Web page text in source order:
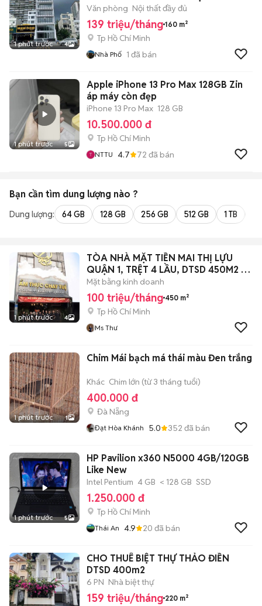
1 phút trước 4
Văn phòng Nội thất đầy đủ
139 triệu/tháng 160 m²
Tp Hồ Chí Minh
Nhà Phố 1 đã bán
1 phút trước 5
Apple iPhone 13 Pro Max 128GB Zin
áp máy còn đẹp
iPhone 13 Pro Max 128 GB
10.500.000 đ
Tp Hồ Chí Minh
NTTU 4.7 72 đã bán
Bạn cần tìm dung lượng nào ?
Dung lượng: 64 GB 128 GB 256 GB 512 GB 1 TB
1 phút trước 4
TÒA NHÀ MẶT TIỀN MAI THỊ LỰU
QUẬN 1, TRỆT 4 LẦU, DTSD 450M2 -
100TR
Mặt bằng kinh doanh
100 triệu/tháng 450 m²
Tp Hồ Chí Minh
Ms Thư
1 phút trước 1
Chim Mái bạch má thái màu Đen trắng
Khác Chim lớn (từ 3 tháng tuổi)
400.000 đ
Đà Nẵng
Đạt Hòa Khánh 5.0 352 đã bán
1 phút trước 5
HP Pavilion x360 N5000 4GB/120GB
Like New
Intel Pentium 4 GB < 128 GB SSD
1.250.000 đ
Tp Hồ Chí Minh
Thái An 4.9 20 đã bán
CHO THUÊ BIỆT THỰ THẢO ĐIỀN
DTSD 400m2
6 PN Nhà biệt thự
159 triệu/tháng 220 m²